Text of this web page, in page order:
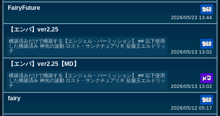
FairyFuture
2026/05/23 13:44
【エンパ】ver2.25
構築済みだけで構築する【エンジェル・パーミッション】 ## 以下使用
した構築済み 神光の波動 ロスト・サンクチュアリＲ 征服王エルドリッ
チ
2026/05/13 13:02
【エンパ】ver2.25【MD】
構築済みだけで構築する【エンジェル・パーミッション】 ## 以下使用
した構築済み 神光の波動 ロスト・サンクチュアリＲ 征服王エルドリッ
チ
2026/05/13 13:02
fairy
2026/05/12 05:17